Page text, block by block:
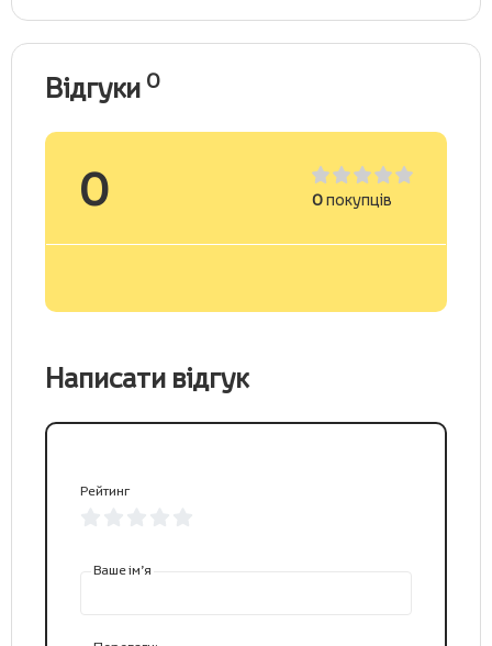
Відгуки 0
0 0покупців
Написати відгук
Рейтинг
Ваше ім’я